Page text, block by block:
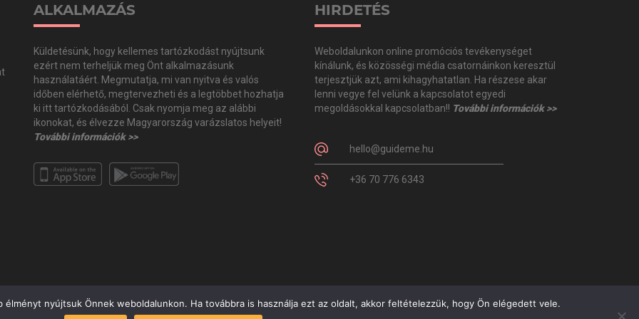
ALKALMAZÁS
Küldetésünk, hogy kellemes tartózkodást nyújtsunk
ezért nem terheljük meg Önt alkalmazásunk
használatáért. Megmutatja, mi van nyitva és valós
időben elérhető, megtervezheti és a legtöbbet hozhatja
ki itt tartózkodásából. Csak nyomja meg az alábbi
ikonokat, és élvezze Magyarország varázslatos helyeit!
További információk >>
HIRDETÉS
Weboldalunkon online promóciós tevékenységet
kínálunk, és közösségi média csatornáinkon keresztül
terjesztjük azt, ami kihagyhatatlan. Ha részese akar
lenni vegye fel velünk a kapcsolatot egyedi
megoldásokkal kapcsolatban!! További információk >>
hello@guideme.hu
+36 70 776 6343
nyújtsuk Önnek weboldalunkon. Ha továbbra is használja ezt az oldalt, akkor feltételezzük, hogy Ön elégedett vele.